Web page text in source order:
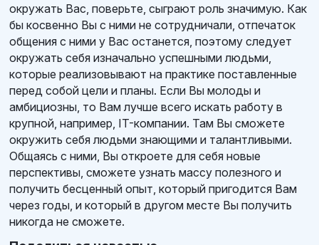
окружать Вас, поверьте, сыграют роль значимую. Как
бы косвенно Вы с ними не сотрудничали, отпечаток
общения с ними у Вас останется, поэтому следует
окружать себя изначально успешными людьми,
которые реализовывают на практике поставленные
перед собой цели и планы. Если Вы молоды и
амбициозны, то Вам лучше всего искать работу в
крупной, например, IT-компании. Там Вы сможете
окружить себя людьми знающими и талантливыми.
Общаясь с ними, Вы откроете для себя новые
перспективы, сможете узнать массу полезного и
получить бесценный опыт, который пригодится Вам
через годы, и который в другом месте Вы получить
никогда не сможете.